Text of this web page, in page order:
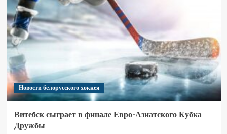
Новости белорусского хоккея
Витебск сыграет в финале Евро-Азиатского Кубка
Дружбы